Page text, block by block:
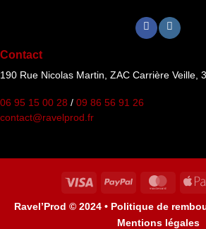
Contact
190 Rue Nicolas Martin, ZAC Carrière Veille,
06 95 15 00 28 / 09 86 56 91 26
contact@ravelprod.fr
Visa PayPal
Ravel’Prod © 2024 • Politique de
Mentions légales